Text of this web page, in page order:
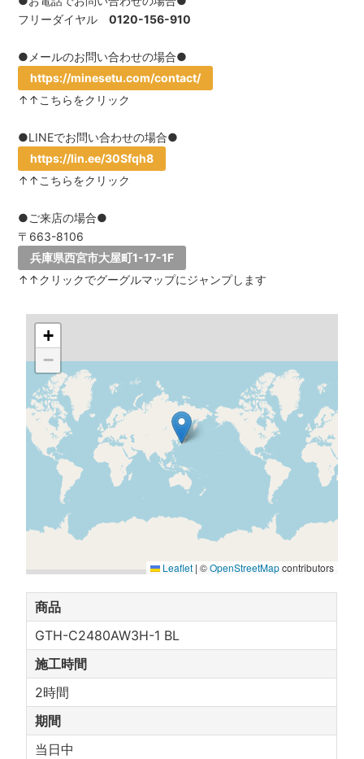
フリーダイヤル0120-156-910
●メールのお問い合わせの場合●
https://minesetu.com/contact/
↑↑こちらをクリック
●LINEでお問い合わせの場合●
https://lin.ee/30Sfqh8
↑↑こちらをクリック
●ご来店の場合●
〒663-8106
兵庫県西宮市大屋町1-17-1F
↑↑クリックでグーグルマップにジャンプします
+
−
Leaflet | ©OpenStreetMapcontributors
商品
GTH-C2480AW3H-1 BL
施工時間
2時間
期間
当日中